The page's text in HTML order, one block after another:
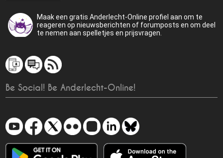
Maak een gratis Anderlecht-Online profiel aan om te
reageren op nieuwsberichten of forumposts en om deel
te nemen aan spelletjes en prijsvragen.
Be Social! Be Anderlecht-Online!